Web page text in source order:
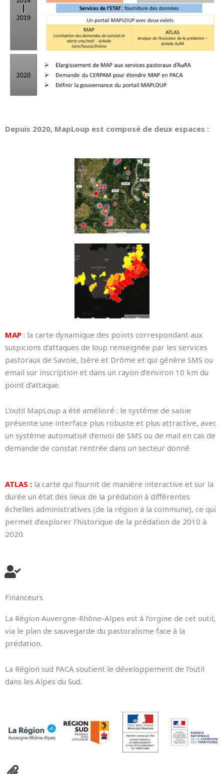
Depuis 2020, MapLoup est composé de deux espaces :
MAP : la carte dynamique des points correspondant aux
suspicions d’attaques de loup renseignée par les services
pastoraux de Savoie, Isère et Drôme et qui génère SMS ou
email sur inscription et dans un rayon d’environ 10 km du
point d’attaque.
L’outil MapLoup a été amélioré : le système de saisie
présente une interface plus robuste et plus attractive, avec
un système automatisé d’envoi de SMS ou de mail en cas de
demande de constat rentrée dans un secteur donné
ATLAS : la carte qui fournit de manière interactive et sur la
durée un état des lieux de la prédation à différentes
échelles administratives (de la région à la commune), ce qui
permet d’explorer l’historique de la prédation de 2010 à
2020.
Financeurs
La Région Auvergne-Rhône-Alpes est à l’orgine de cet outil,
via le plan de sauvegarde du pastoralisme face à la
prédation.
La Région sud PACA soutient le développement de l’outil
dans les Alpes du Sud.